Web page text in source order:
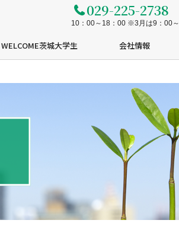
WELCOME茨城大学生 会社情報
029-225-2738
10：00～18：00 ※3月は9：00～